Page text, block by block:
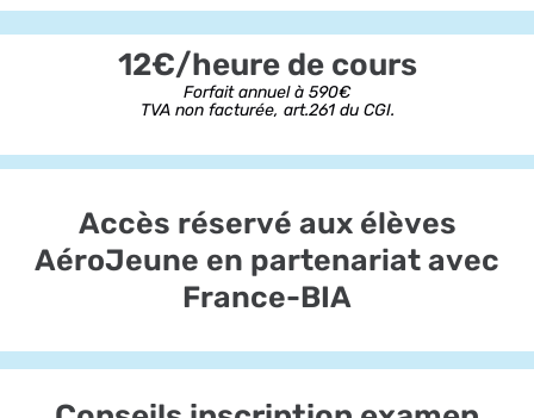
12€/heure de cours
Forfait annuel à 590€
TVA non facturée, art.261 du CGI.
Accès réservé aux élèves
AéroJeune en partenariat avec
France-BIA